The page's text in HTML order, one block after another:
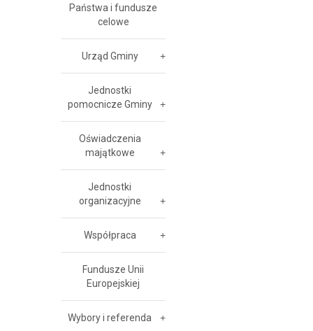
Państwa i fundusze
celowe
Urząd Gminy
Jednostki
pomocnicze Gminy
Oświadczenia
majątkowe
Jednostki
organizacyjne
Współpraca
Fundusze Unii
Europejskiej
Wybory i referenda